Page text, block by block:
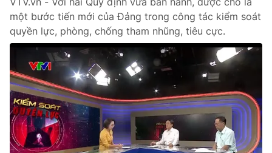
một bước tiến mới của Đảng trong công tác kiểm soát
quyền lực, phòng, chống tham nhũng, tiêu cực.